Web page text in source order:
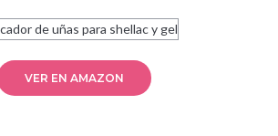
VER EN AMAZON